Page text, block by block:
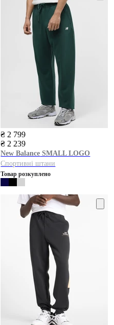
₴ 2 799
₴ 2 239
New Balance SMALL LOGO
Спортивні штани
Товар розкуплено